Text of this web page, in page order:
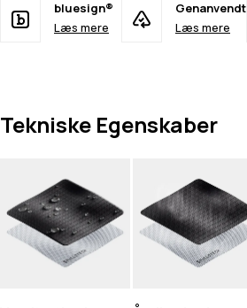
bluesign®
Læs mere
Genanvendt
Læs mere
Tekniske Egenskaber